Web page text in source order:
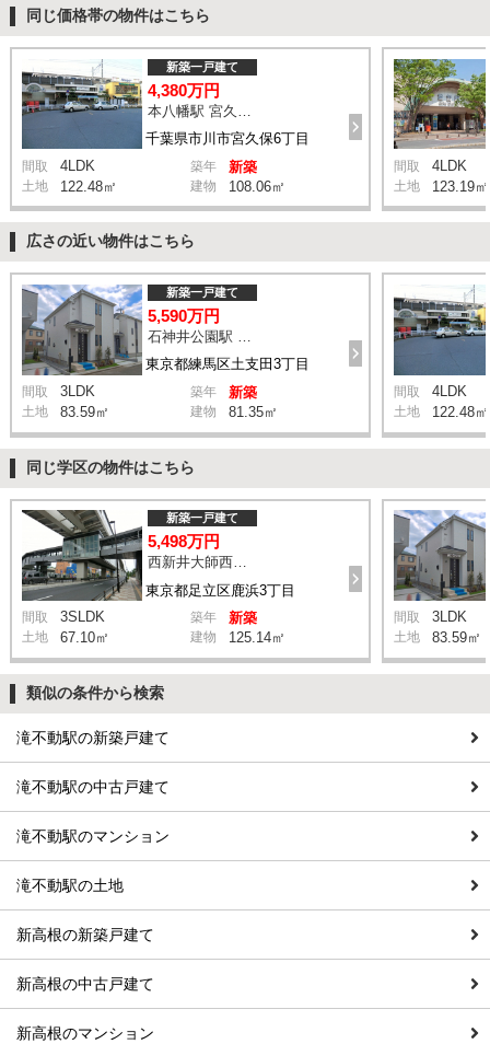
同じ価格帯の物件はこちら
千葉県市川市宮久保6丁目
新築一戸建て
4,380万円
間取 4LDK 築年 新築
土地 122.48㎡ 建物 108.06㎡
間取 4LDK
土地 123.19㎡
広さの近い物件はこちら
東京都練馬区土支田3丁目
新築一戸建て
5,590万円
石神井公園駅 橋戸小学校 バス15分 停歩4分
間取 3LDK 築年 新築
土地 83.59㎡ 建物 81.35㎡
間取 4LDK
土地 122.48㎡
同じ学区の物件はこちら
東京都足立区鹿浜3丁目
新築一戸建て
5,498万円
西新井大師西駅 鹿浜三丁目交差点 バス14分 停歩4分
間取 3SLDK 築年 新築
土地 67.10㎡ 建物 125.14㎡
間取 3LDK
土地 83.59㎡
類似の条件から検索
滝不動駅の新築戸建て
滝不動駅の中古戸建て
滝不動駅のマンション
滝不動駅の土地
新高根の新築戸建て
新高根の中古戸建て
新高根のマンション